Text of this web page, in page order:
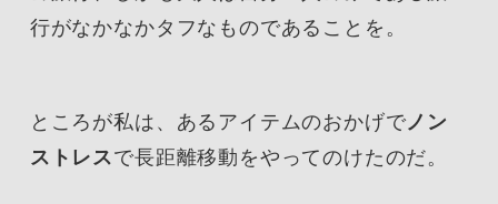
行がなかなかタフなものであることを。
ところが私は、あるアイテムのおかげでノン
ストレスで長距離移動をやってのけたのだ。